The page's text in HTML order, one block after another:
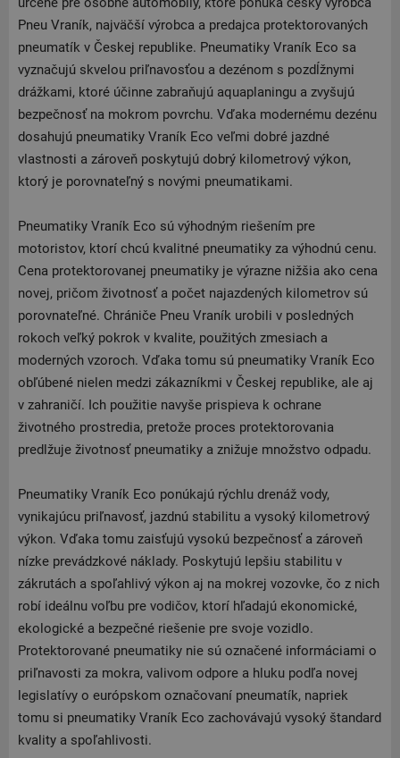
Pneu Vraník, najväčší výrobca a predajca protektorovaných
pneumatík v Českej republike. Pneumatiky Vraník Eco sa
vyznačujú skvelou priľnavosťou a dezénom s pozdĺžnymi
drážkami, ktoré účinne zabraňujú aquaplaningu a zvyšujú
bezpečnosť na mokrom povrchu. Vďaka modernému dezénu
dosahujú pneumatiky Vraník Eco veľmi dobré jazdné
vlastnosti a zároveň poskytujú dobrý kilometrový výkon,
ktorý je porovnateľný s novými pneumatikami.
Pneumatiky Vraník Eco sú výhodným riešením pre
motoristov, ktorí chcú kvalitné pneumatiky za výhodnú cenu.
Cena protektorovanej pneumatiky je výrazne nižšia ako cena
novej, pričom životnosť a počet najazdených kilometrov sú
porovnateľné. Chrániče Pneu Vraník urobili v posledných
rokoch veľký pokrok v kvalite, použitých zmesiach a
moderných vzoroch. Vďaka tomu sú pneumatiky Vraník Eco
obľúbené nielen medzi zákazníkmi v Českej republike, ale aj
v zahraničí. Ich použitie navyše prispieva k ochrane
životného prostredia, pretože proces protektorovania
predlžuje životnosť pneumatiky a znižuje množstvo odpadu.
Pneumatiky Vraník Eco ponúkajú rýchlu drenáž vody,
vynikajúcu priľnavosť, jazdnú stabilitu a vysoký kilometrový
výkon. Vďaka tomu zaisťujú vysokú bezpečnosť a zároveň
nízke prevádzkové náklady. Poskytujú lepšiu stabilitu v
zákrutách a spoľahlivý výkon aj na mokrej vozovke, čo z nich
robí ideálnu voľbu pre vodičov, ktorí hľadajú ekonomické,
ekologické a bezpečné riešenie pre svoje vozidlo.
Protektorované pneumatiky nie sú označené informáciami o
priľnavosti za mokra, valivom odpore a hluku podľa novej
legislatívy o európskom označovaní pneumatík, napriek
tomu si pneumatiky Vraník Eco zachovávajú vysoký štandard
kvality a spoľahlivosti.